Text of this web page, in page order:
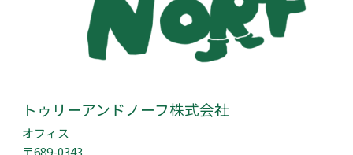
トゥリーアンドノーフ株式会社
オフィス
〒689-0343